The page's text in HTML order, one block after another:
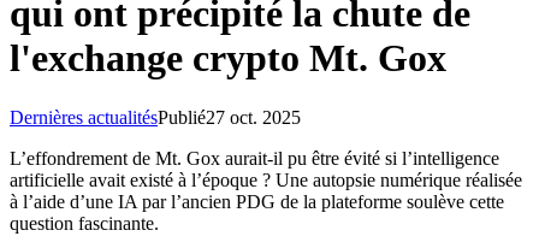
qui ont précipité la chute de
l'exchange crypto Mt. Gox
Dernières actualitésPublié27 oct. 2025
L’effondrement de Mt. Gox aurait-il pu être évité si l’intelligence
artificielle avait existé à l’époque ? Une autopsie numérique réalisée
à l’aide d’une IA par l’ancien PDG de la plateforme soulève cette
question fascinante.